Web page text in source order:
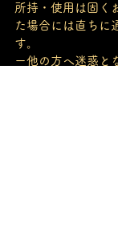
所持・使用は固く
た場合には直ちに
す。
ー他の方へ迷惑と